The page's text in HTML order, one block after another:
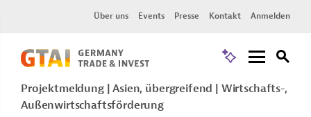
Über uns Events Presse Kontakt Anmelden
Projektmeldung Asien, übergreifend
Wirtschafts-,
Außenwirtschaftsförderung